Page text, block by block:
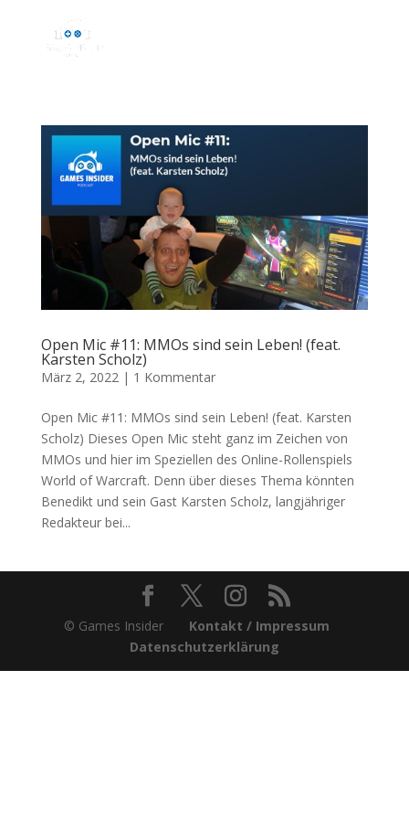
Open Mic #11: MMOs sind sein Leben! (feat.
Karsten Scholz)
März 2, 2022 | 1 Kommentar
Open Mic #11: MMOs sind sein Leben! (feat. Karsten
Scholz) Dieses Open Mic steht ganz im Zeichen von
MMOs und hier im Speziellen des Online-Rollenspiels
World of Warcraft. Denn über dieses Thema könnten
Benedikt und sein Gast Karsten Scholz, langjähriger
Redakteur bei...
© Games Insider Kontakt / Impressum
Datenschutzerklärung